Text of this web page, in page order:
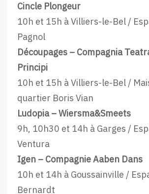
Cincle Plongeur
10h et 15h à Villiers-le-Bel /
Pagnol
Découpages – Compagnia
Principi
10h et 15h à Villiers-le-Bel /
quartier Boris Vian
Ludopia – Wiersma&Smeets
9h, 10h30 et 14h à Garges /
Ventura
Igen – Compagnie Aaben Dans
10h et 14h à Goussainville /
Bernardt